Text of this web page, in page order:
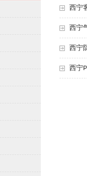
西宁
西宁
西宁
西宁